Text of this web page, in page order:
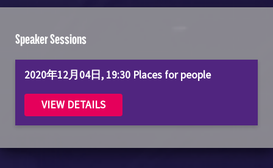
Speaker Sessions
2020年12月04日, 19:30 Places for people
VIEW DETAILS